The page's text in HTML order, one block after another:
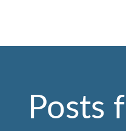
Posts